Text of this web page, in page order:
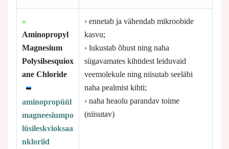
»
Aminopropyl
Magnesium
Polysilsesquiox
ane Chloride
aminopropüül
magneesiumpo
lüsileskvioksaa
nkloriid
› ennetab ja vähendab mikroobide
kasvu;
› lukustab õhust ning naha
sügavamates kihtidest leiduvaid
veemolekule ning niisutab seeläbi
naha pealmist kihti;
› naha heaolu parandav toime
(niisutav)